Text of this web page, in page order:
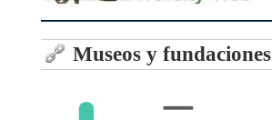
Museos y fundaciones